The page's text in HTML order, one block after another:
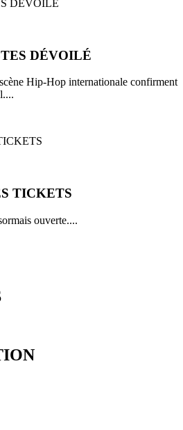
DÉVOILÉ
Hip-Hop internationale confirment
TICKETS
ouverte....